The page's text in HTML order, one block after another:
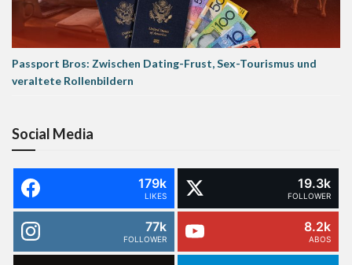
Passport Bros: Zwischen Dating-Frust, Sex-Tourismus und
veraltete Rollenbildern
Social Media
179k
LIKES
19.3k
FOLLOWER
77k
FOLLOWER
8.2k
ABOS